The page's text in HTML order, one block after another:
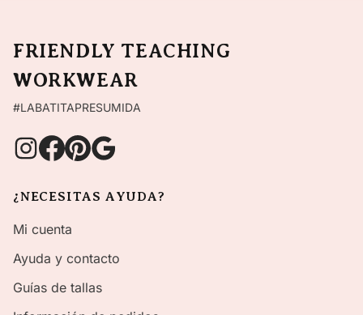
FRIENDLY TEACHING
WORKWEAR
#LABATITAPRESUMIDA
¿NECESITAS AYUDA?
Mi cuenta
Ayuda y contacto
Guías de tallas